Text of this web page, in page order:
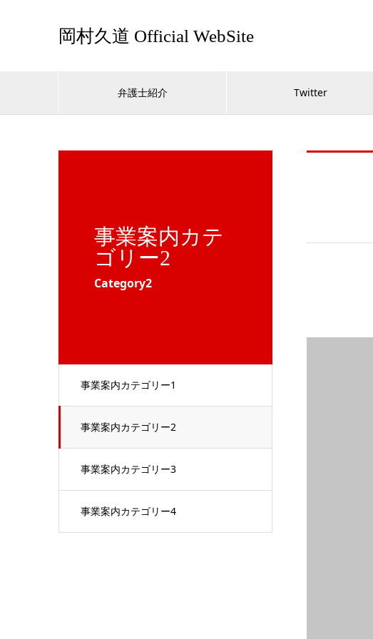
岡村久道 Official WebSite
弁護士紹介 Twitter
事業案内カテ
ゴリー2
Category2
事業案内カテゴリー1
事業案内カテゴリー2
事業案内カテゴリー3
事業案内カテゴリー4